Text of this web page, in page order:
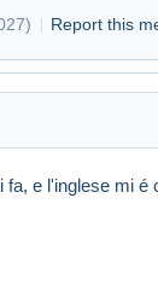
) Report this
e l'inglese mi